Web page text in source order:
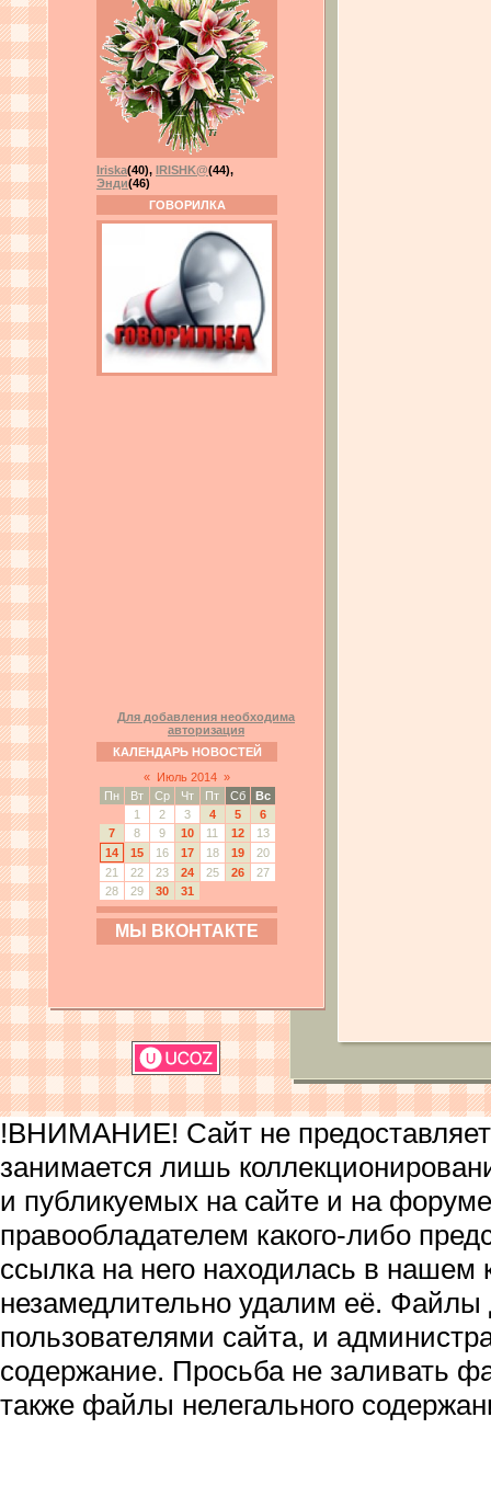
Iriska(40), IRISHK@(44),
Энди(46)
ГОВОРИЛКА
Для добавления необходима
авторизация
КАЛЕНДАРЬ НОВОСТЕЙ
«
Июль 2014 »
Пн
Вт Ср Чт Пт Сб
Вс
1
2 3 4 5
6
7
8 9 10 11 12
13
14
15 16 17 18 19
20
21
22 23 24 25 26
27
28
29 30 31
МЫ ВКОНТАКТЕ
!ВНИМАНИЕ! Сайт не предоставляет
занимается лишь
и публикуемых на сайте и на
правообладателем какого-либо
ссылка на него находилась в
незамедлительно удалим её.
пользователями сайта, и
содержание. Просьба не заливать
также файлы нелегального